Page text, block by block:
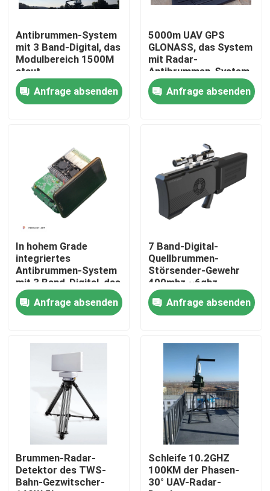
Produkte
Über uns
Fabrik-Tour
Fordern Sie ein Angebot an
Brummen-Störsender
Funksignal-Störsender
Hochfrequenz-Störsender
Antibrummen-System
mit 3 Band-Digital, das
Modulbereich 1500M
staut
Anfrage absenden
5000m UAV GPS
GLONASS, das System
mit Radar-
Antibrummen-System
Spoofing ist
Anfrage absenden
In hohem Grade
integriertes
Antibrummen-System
mit 3 Band-Digital, das
Modulbereich für
1500M staut
Anfrage absenden
7 Band-Digital-
Quellbrummen-
Störsender-Gewehr
400mhz ~6ghz
Anfrage absenden
Brummen-Radar-
Detektor des TWS-
Bahn-Gezwitscher-
Schleife 10.2GHZ
100KM der Phasen-
30° UAV-Radar-